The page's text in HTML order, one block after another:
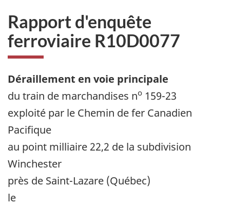
Rapport d'enquête
ferroviaire R10D0077
Déraillement en voie principale
du train de marchandises no 159-23
exploité par le Chemin de fer Canadien
Pacifique
au point milliaire 22,2 de la subdivision
Winchester
près de Saint-Lazare (Québec)
le